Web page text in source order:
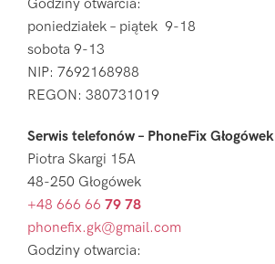
Godziny otwarcia:
poniedziałek – piątek 9-18
sobota 9-13
NIP: 7692168988
REGON: 380731019
Serwis telefonów – PhoneFix Głogówek
Piotra Skargi 15A
48-250 Głogówek
+48 666 66 79 78
phonefix.gk@gmail.com
Godziny otwarcia: